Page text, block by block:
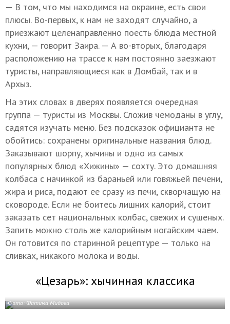
— В том, что мы находимся на окраине, есть свои
плюсы. Во-первых, к нам не заходят случайно, а
приезжают целенаправленно поесть блюда местной
кухни, — говорит Заира. — А во-вторых, благодаря
расположению на трассе к нам постоянно заезжают
туристы, направляющиеся как в Домбай, так и в
Архыз.
На этих словах в дверях появляется очередная
группа — туристы из Москвы. Сложив чемоданы в углу,
садятся изучать меню. Без подсказок официанта не
обойтись: сохранены оригинальные названия блюд.
Заказывают шорпу, хычины и одно из самых
популярных блюд «Хижины» — сохту. Это домашняя
колбаса с начинкой из бараньей или говяжьей печени,
жира и риса, подают ее сразу из печи, скворчащую на
сковороде. Если не боитесь лишних калорий, стоит
заказать сет национальных колбас, свежих и сушеных.
Запить можно столь же калорийным ногайским чаем.
Он готовится по старинной рецептуре — только на
сливках, никакого молока и воды.
«Цезарь»: хычинная классика
Фото: Фатима Мидова